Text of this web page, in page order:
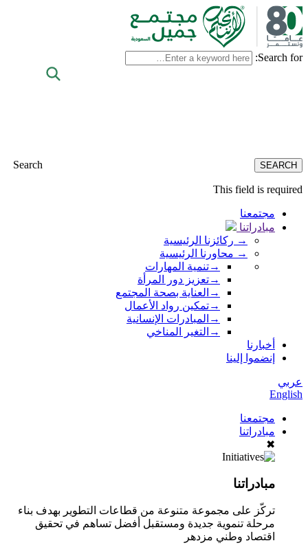
Search for:
Search
This field is required
مجتمعنا
مبادراتنا
→ ركائزنا الرئيسية
→ محاورنا الرئيسية
→تنمية المهارات
→تعزيز دور المرأة
→ العناية بصحة المجتمع
→تمكين رواد الأعمال
→ المبادرات الإنسانية
→ التغير المناخي
أخبارنا
إنضموا إلينا
عربي
English
مجتمعنا
مبادراتنا
✖
مبادراتنا
تركّز على مجموعة متنوعة من قطاعات التطوير بهدف بناء
مرحلة تنموية جديدة ومستقبل أفضل تساهم في تحقيق
اقتصاد وطني مزدهر